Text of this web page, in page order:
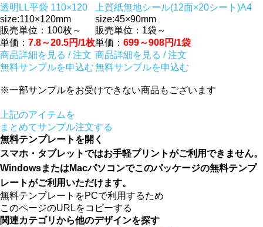
透明LL平袋 110×120
size:110×120mm
販売単位：100枚～
単価： 7.8～20.5円/1枚
商品詳細を見る / 注文
無料サンプルを申込む
上質紙無地シール(12面×20シート)A4
size:45×90mm
販売単位：1袋～
単価： 699～908円/1袋
商品詳細を見る / 注文
無料サンプルを申込む
※一部サンプルをお受けできない商品もございます
上記のアイテムを
まとめてサンプル注文する
無料テンプレートを開く
スマホ・タブレットではお手軽プリントがご利用できません。
WindowsまたはMacパソコンでこのパッケージの無料テンプ
レートがご利用いただけます。
無料テンプレートをPCで利用するため
このページのURLをコピーする
関連カテゴリから他のデザインを探す